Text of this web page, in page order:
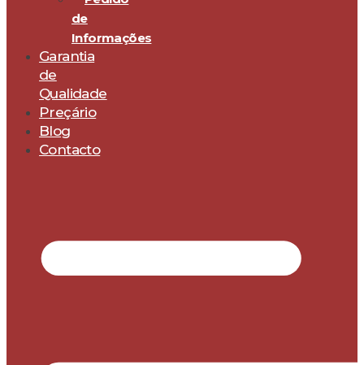
de
Informações
Garantia
de
Qualidade
Preçário
Blog
Contacto